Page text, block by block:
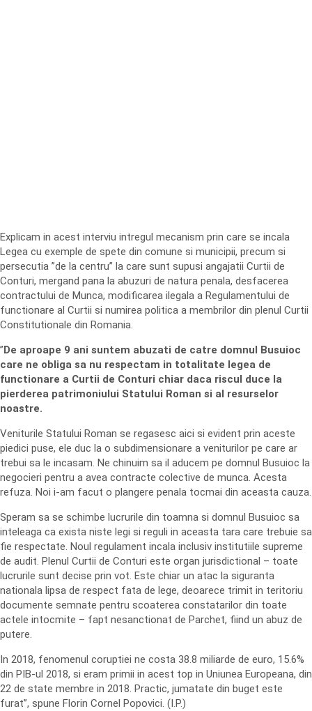
Explicam in acest interviu intregul mecanism prin care se incala
Legea cu exemple de spete din comune si municipii, precum si
persecutia ”de la centru” la care sunt supusi angajatii Curtii de
Conturi, mergand pana la abuzuri de natura penala, desfacerea
contractului de Munca, modificarea ilegala a Regulamentului de
functionare al Curtii si numirea politica a membrilor din plenul Curtii
Constitutionale din Romania.
”De aproape 9 ani suntem abuzati de catre domnul Busuioc
care ne obliga sa nu respectam in totalitate legea de
functionare a Curtii de Conturi chiar daca riscul duce la
pierderea patrimoniului Statului Roman si al resurselor
noastre.
Veniturile Statului Roman se regasesc aici si evident prin aceste
piedici puse, ele duc la o subdimensionare a veniturilor pe care ar
trebui sa le incasam. Ne chinuim sa il aducem pe domnul Busuioc la
negocieri pentru a avea contracte colective de munca. Acesta
refuza. Noi i-am facut o plangere penala tocmai din aceasta cauza.
Speram sa se schimbe lucrurile din toamna si domnul Busuioc sa
inteleaga ca exista niste legi si reguli in aceasta tara care trebuie sa
fie respectate. Noul regulament incala inclusiv institutiile supreme
de audit. Plenul Curtii de Conturi este organ jurisdictional – toate
lucrurile sunt decise prin vot. Este chiar un atac la siguranta
nationala lipsa de respect fata de lege, deoarece trimit in teritoriu
documente semnate pentru scoaterea constatarilor din toate
actele intocmite – fapt nesanctionat de Parchet, fiind un abuz de
putere.
In 2018, fenomenul coruptiei ne costa 38.8 miliarde de euro, 15.6%
din PIB-ul 2018, si eram primii in acest top in Uniunea Europeana, din
22 de state membre in 2018. Practic, jumatate din buget este
furat”, spune Florin Cornel Popovici. (I.P.)